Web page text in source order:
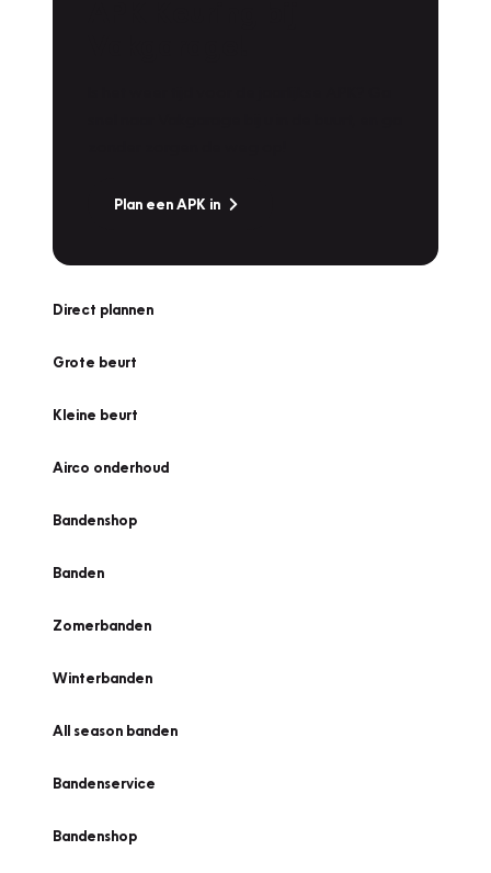
Plan een APK in
Direct plannen
Grote beurt
Kleine beurt
Airco onderhoud
Bandenshop
Banden
Zomerbanden
Winterbanden
All season banden
Bandenservice
Bandenshop